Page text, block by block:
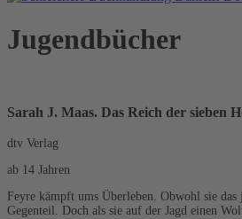
Jugendbücher
Sarah J. Maas. Das Reich der sieben
dtv Verlag
ab 14 Jahren
Feyre kämpft ums Überleben. Obwohl sie
Gegenteil. Doch als sie auf der Jagd einen